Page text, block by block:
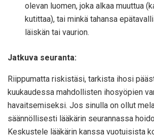
olevan luomen, joka alkaa muuttua
kutittaa), tai minkä tahansa
läiskän tai vaurion.
Jatkuva seuranta:
Riippumatta riskistäsi, tarkista ihosi
kuukaudessa mahdollisten ihosyöpien
havaitsemiseksi. Jos sinulla on ollut
säännöllisesti lääkärin seurannassa
Keskustele lääkärin kanssa vuotuisista